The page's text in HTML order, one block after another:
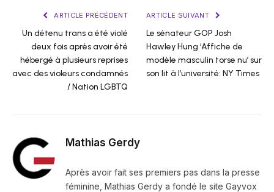
ARTICLE PRÉCÉDENT
Un détenu trans a été violé
deux fois après avoir été
hébergé à plusieurs reprises
avec des violeurs condamnés
/ Nation LGBTQ
ARTICLE SUIVANT
Le sénateur GOP Josh
Hawley Hung ‘Affiche de
modèle masculin torse nu’ sur
son lit à l’université: NY Times
Mathias Gerdy
Après avoir fait ses premiers pas dans la presse
féminine, Mathias Gerdy a fondé le site Gayvox